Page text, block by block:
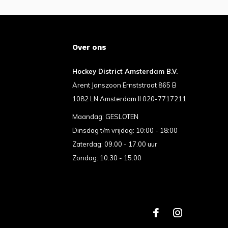
Over ons
Hockey District Amsterdam B.V.
Arent Janszoon Ernststraat 865 B
1082 LN Amsterdam II 020-7717211
Maandag: GESLOTEN
Dinsdag t/m vrijdag: 10:00 - 18:00
Zaterdag: 09.00 - 17.00 uur
Zondag: 10:30 - 15:00